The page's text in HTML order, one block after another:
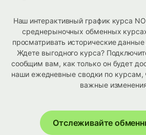
Наш интерактивный график курса
среднерыночных обменных
просматривать исторические
Ждете выгодного курса?
сообщим вам, как только он будет
наши ежедневные сводки по курсам,
важные
Отслеживайте